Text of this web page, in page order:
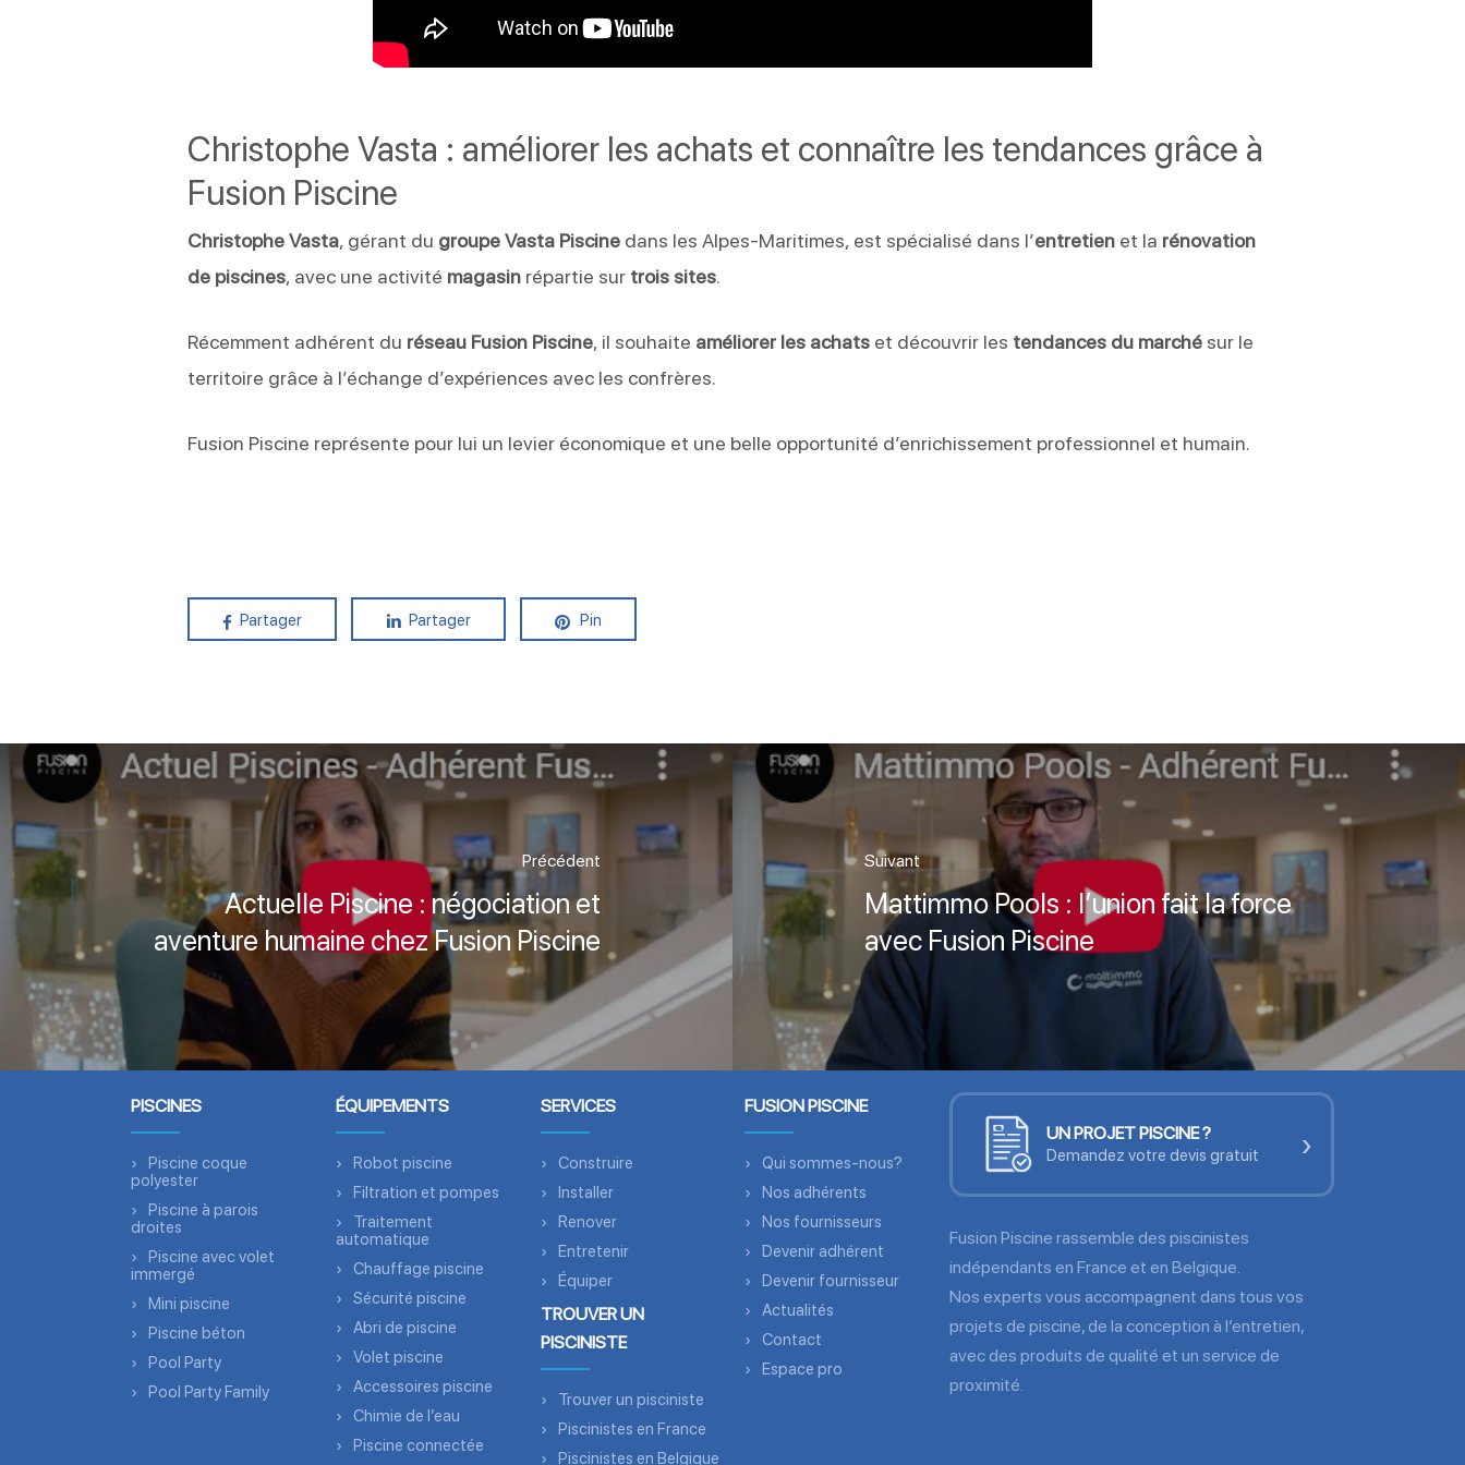
Christophe Vasta : améliorer les achats et connaître les tendances grâce à
Fusion Piscine
Christophe Vasta, gérant du groupe Vasta Piscine dans les Alpes-Maritimes, est spécialisé dans l’entretien et la rénovation
de piscines, avec une activité magasin répartie sur trois sites.
Récemment adhérent du réseau Fusion Piscine, il souhaite améliorer les achats et découvrir les tendances du marché sur le
territoire grâce à l’échange d’expériences avec les confrères.
Fusion Piscine représente pour lui un levier économique et une belle opportunité d’enrichissement professionnel et humain.
Partager Partager Pin
Précédent
Actuelle Piscine : négociation et
aventure humaine chez Fusion Piscine
Suivant
Mattimmo Pools : l’union fait la force
avec Fusion Piscine
PISCINES
Piscine coque
polyester
Piscine à parois
droites
Piscine avec volet
immergé
Mini piscine
Piscine béton
Pool Party
Pool Party Family
ÉQUIPEMENTS
Robot piscine
Filtration et pompes
Traitement
automatique
Chauffage piscine
Sécurité piscine
Abri de piscine
Volet piscine
Accessoires piscine
Chimie de l’eau
Piscine connectée
SERVICES
Construire
Installer
Renover
Entretenir
Équiper
TROUVER UN
PISCINISTE
Trouver un pisciniste
Piscinistes en France
Piscinistes en Belgique
FUSION PISCINE
Qui sommes-nous?
Nos adhérents
Nos fournisseurs
Devenir adhérent
Devenir fournisseur
Actualités
Contact
Espace pro
UN PROJET PISCINE ?
Demandez votre devis gratuit ›
Fusion Piscine rassemble des piscinistes
indépendants en France et en Belgique.
Nos experts vous accompagnent dans tous vos
projets de piscine, de la conception à l’entretien,
avec des produits de qualité et un service de
proximité.